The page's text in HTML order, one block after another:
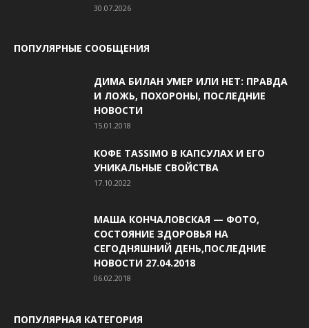
30.07.2026
ПОПУЛЯРНЫЕ СООБЩЕНИЯ
ДИМА БИЛАН УМЕР ИЛИ НЕТ: ПРАВДА
И ЛОЖЬ, ПОХОРОНЫ, ПОСЛЕДНИЕ
НОВОСТИ
15.01.2018
КОФЕ TASSIMO В КАПСУЛАХ И ЕГО
УНИКАЛЬНЫЕ СВОЙСТВА
17.10.2022
МАША КОНЧАЛОВСКАЯ — ФОТО,
СОСТОЯНИЕ ЗДОРОВЬЯ НА
СЕГОДНЯШНИЙ ДЕНЬ,ПОСЛЕДНИЕ
НОВОСТИ 27.04.2018
06.02.2018
ПОПУЛЯРНАЯ КАТЕГОРИЯ